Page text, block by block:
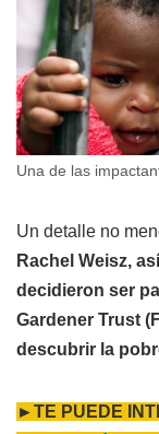
Una de las
Un detalle no
Rachel Weisz,
decidieron ser
Gardener Trust
descubrir la
►TE PUEDE